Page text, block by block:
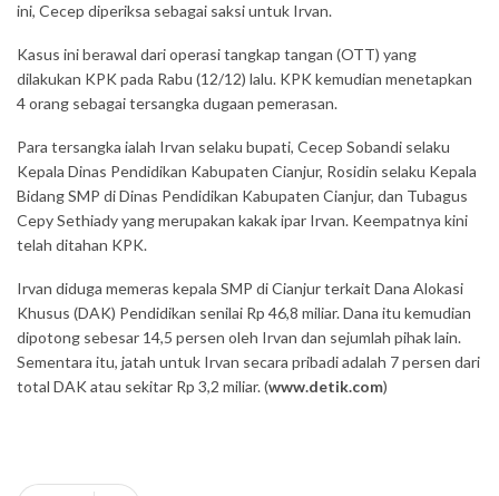
ini, Cecep diperiksa sebagai saksi untuk Irvan.
Kasus ini berawal dari operasi tangkap tangan (OTT) yang
dilakukan KPK pada Rabu (12/12) lalu. KPK kemudian menetapkan
4 orang sebagai tersangka dugaan pemerasan.
Para tersangka ialah Irvan selaku bupati, Cecep Sobandi selaku
Kepala Dinas Pendidikan Kabupaten Cianjur, Rosidin selaku Kepala
Bidang SMP di Dinas Pendidikan Kabupaten Cianjur, dan Tubagus
Cepy Sethiady yang merupakan kakak ipar Irvan. Keempatnya kini
telah ditahan KPK.
Irvan diduga memeras kepala SMP di Cianjur terkait Dana Alokasi
Khusus (DAK) Pendidikan senilai Rp 46,8 miliar. Dana itu kemudian
dipotong sebesar 14,5 persen oleh Irvan dan sejumlah pihak lain.
Sementara itu, jatah untuk Irvan secara pribadi adalah 7 persen dari
total DAK atau sekitar Rp 3,2 miliar. (www.detik.com)